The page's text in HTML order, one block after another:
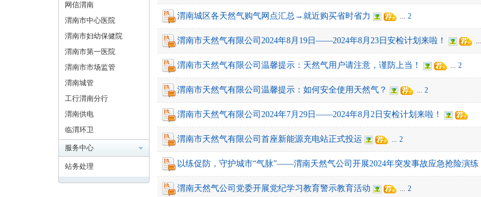
网信渭南
渭南市中心医院
渭南市妇幼保健院
渭南市第一医院
渭南市市场监管
渭南城管
工行渭南分行
渭南供电
临渭环卫
服务中心
站务处理
渭南城区各天然气购气网点汇总→就近购买省时省力 ... 2
渭南市天然气有限公司2024年8月19日——2024年8月23日安检计划来啦！ ...
渭南市天然气有限公司温馨提示：天然气用户请注意，谨防上当！ ... 2
渭南市天然气有限公司温馨提示：如何安全使用天然气？ ... 2
渭南市天然气有限公司2024年7月29日——2024年8月2日安检计划来啦！
渭南市天然气有限公司首座新能源充电站正式投运 ... 2
以练促防，守护城市“气脉”——渭南天然气公司开展2024年突发事故应急抢险演练
渭南天然气公司党委开展党纪学习教育警示教育活动 ... 2